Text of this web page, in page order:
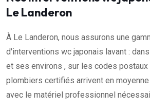
Le Landeron
À Le Landeron, nous assurons une
d'interventions wc japonais lavant :
et ses environs , sur les codes postaux
plombiers certifiés arrivent en
avec le matériel professionnel